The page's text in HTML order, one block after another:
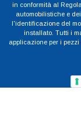
in conformità al
automobilistiche e
l'identificazione del
installato. Tutti i
applicazione per i